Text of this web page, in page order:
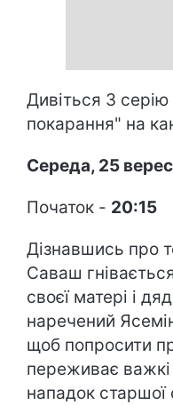
Дивіться 3
покарання" на
Середа, 25
Початок - 20:15
Дізнавшись про
Саваш
своєї матері і
наречений
щоб попросити
переживає
нападок